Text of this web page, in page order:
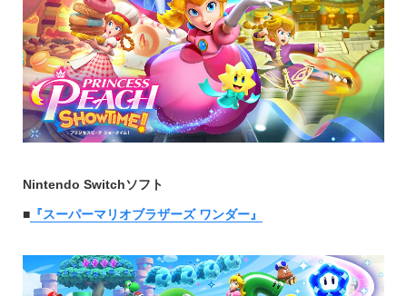
Nintendo Switchソフト
■『スーパーマリオブラザーズ ワンダー』